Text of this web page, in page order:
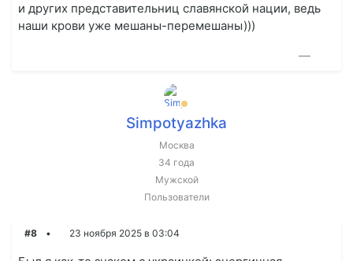
и других представительниц славянской нации, ведь
наши крови уже мешаны-перемешаны)))
—
#8 23 ноября 2025 в 03:04
Simpotyazhka
Москва
34 года
Мужской
Пользователи